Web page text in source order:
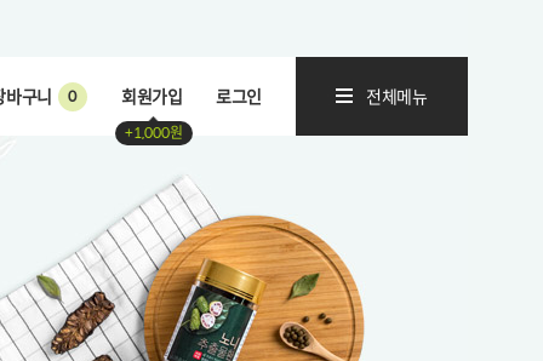
전체메뉴
로그인
회원가입
+1,000원
바구니 0